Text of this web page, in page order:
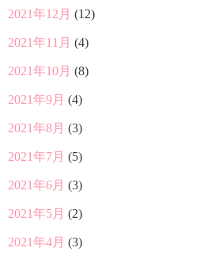
2021年12月 (12)
2021年11月 (4)
2021年10月 (8)
2021年9月 (4)
2021年8月 (3)
2021年7月 (5)
2021年6月 (3)
2021年5月 (2)
2021年4月 (3)